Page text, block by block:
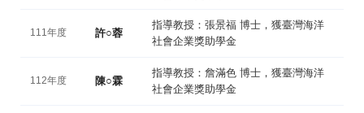
111年度 許○蓉
指導教授：張景福 博士，獲臺灣海洋
社會企業獎助學金
112年度 陳○霖
指導教授：詹滿色 博士，獲臺灣海洋
社會企業獎助學金